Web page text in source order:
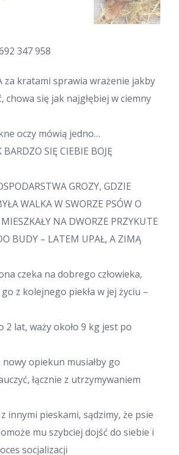
347 958
za kratami sprawia wrażenie jakby
chowa się jak najgłębiej w ciemny
oczy mówią jedno…
BARDZO SIĘ CIEBIE BOJĘ
GROZY, GDZIE
WALKA W SWORZE PSÓW O
MIESZKAŁY NA DWORZE PRZYKUTE
BUDY – LATEM UPAŁ, A ZIMĄ
czeka na dobrego człowieka,
z kolejnego piekła w jej życiu –
2 lat, waży około 9 kg jest po
nowy opiekun musiałby go
łącznie z utrzymywaniem
innymi pieskami, sądzimy, że psie
mu szybciej dojść do siebie i
socjalizacji